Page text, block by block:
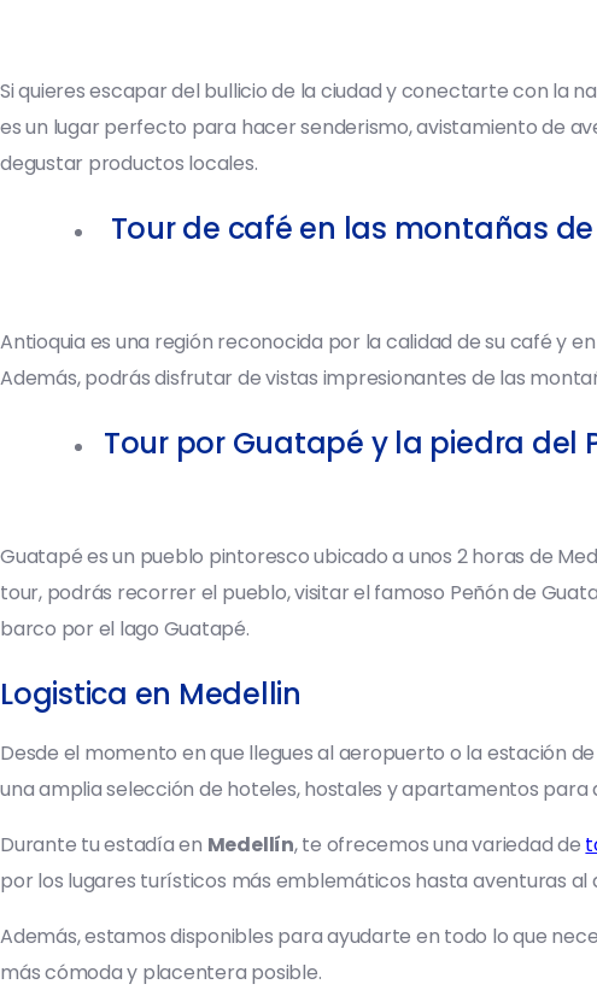
Si quieres escapar del bullicio de la ciudad y conectarte con la
es un lugar perfecto para hacer senderismo, avistamiento de
degustar productos locales.
Tour de café en las montañas
Antioquia es una región reconocida por la calidad de su café y
Además, podrás disfrutar de vistas impresionantes de las
Tour por Guatapé y la piedra del
Guatapé es un pueblo pintoresco ubicado a unos 2 horas de
tour, podrás recorrer el pueblo, visitar el famoso Peñón de
barco por el lago Guatapé.
Logistica en Medellin
Desde el momento en que llegues al aeropuerto o la estación
una amplia selección de hoteles, hostales y apartamentos para
Durante tu estadía en Medellín, te ofrecemos una variedad de
por los lugares turísticos más emblemáticos hasta aventuras
Además, estamos disponibles para ayudarte en todo lo que
más cómoda y placentera posible.